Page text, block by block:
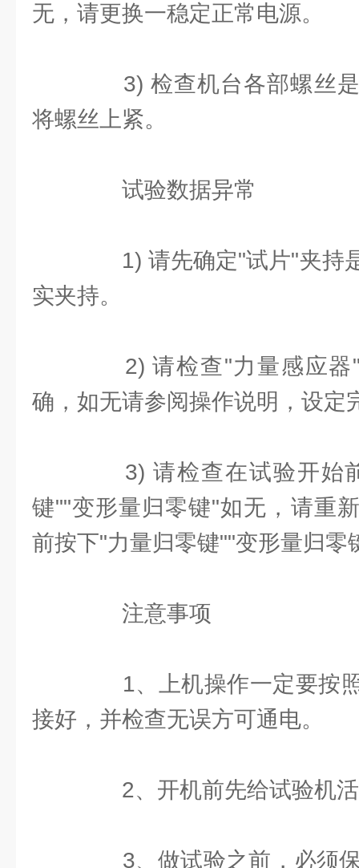
无，请更换一稳定正常电源。
3) 检查机台各部螺丝是
将螺丝上紧。
试验数据异常
1) 请先确定"试片"夹持
实夹持。
2) 请检查"力量感应器
确，如无请参阅操作说明，设定
3) 请检查在试验开始
键""变形量归零键"如无，请重
前按下"力量归零键""变形量归零
注意事项
1、上机操作一定要按照
接好，并检查无误方可通电。
2、开机前先给试验机活
3、做试验之前，必须保